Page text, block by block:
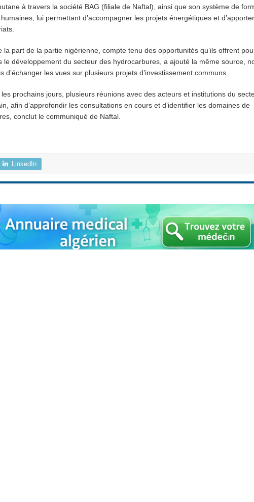
à travers la société BAG (filiale de Naftal), ainsi que son système de
lui permettant d’accompagner les projets énergétiques et
part de la partie nigérienne, compte tenu des opportunités qu’ils offrent
le développement du secteur des hydrocarbures, a ajouté la même source,
les vues sur plusieurs projets d’investissement communs.
prochains jours, plusieurs réunions avec des acteurs et institutions du
afin d’approfondir les consultations en cours et d’identifier les domaines de
conclut le communiqué de Naftal.
LinkedIn